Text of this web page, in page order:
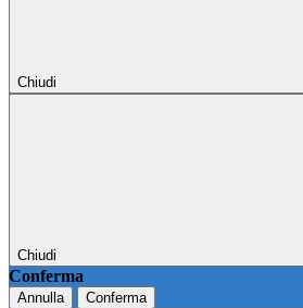
Chiudi
Chiudi
Conferma
Annulla Conferma